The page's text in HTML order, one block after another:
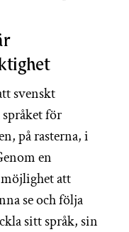
svenskt
språket för
på rasterna, i
en
att
se och följa
sitt språk, sin